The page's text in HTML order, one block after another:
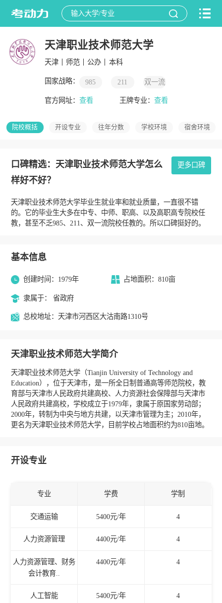
天津职业技术师范大学
天津 师范 公办 本科
国家战略： 985 211 双一流
官方网址： 查看 王牌专业：查看
院校概括 开设专业 往年分数 学校环境 宿舍环境
口碑精选：天津职业技术师范大学怎么
样好不好？
更多口碑
天津职业技术师范大学毕业生就业率和就业质量，一直很不错
的。它的毕业生大多在中专、中师、职高、以及高职高专院校任
教，甚至不乏985、211、双一流院校任教的。所以口碑挺好的。
基本信息
创建时间：1979年 占地面积：810亩
隶属于： 省政府
总校地址：天津市河西区大沽南路1310号
天津职业技术师范大学简介
天津职业技术师范大学（Tianjin University of Technology and
Education），位于天津市，是一所全日制普通高等师范院校，教
育部与天津市人民政府共建高校、人力资源社会保障部与天津市
人民政府共建高校，学校成立于1979年，隶属于原国家劳动部；
2000年，转制为中央与地方共建，以天津市管理为主；2010年，
更名为天津职业技术师范大学，目前学校占地面积约为810亩地。
开设专业
专业 学费 学制
交通运输 5400元/年 4
人力资源管理 4400元/年 4
人力资源管理、财务
会计教育..
4400元/年 4
人工智能 5400元/年 4